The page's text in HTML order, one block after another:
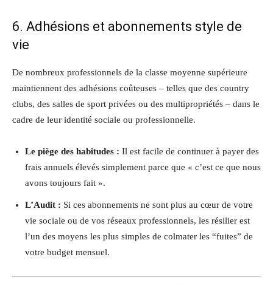
6. Adhésions et abonnements style de
vie
De nombreux professionnels de la classe moyenne supérieure
maintiennent des adhésions coûteuses – telles que des country
clubs, des salles de sport privées ou des multipropriétés – dans le
cadre de leur identité sociale ou professionnelle.
Le piège des habitudes : Il est facile de continuer à payer des
frais annuels élevés simplement parce que « c’est ce que nous
avons toujours fait ».
L’Audit : Si ces abonnements ne sont plus au cœur de votre
vie sociale ou de vos réseaux professionnels, les résilier est
l’un des moyens les plus simples de colmater les “fuites” de
votre budget mensuel.